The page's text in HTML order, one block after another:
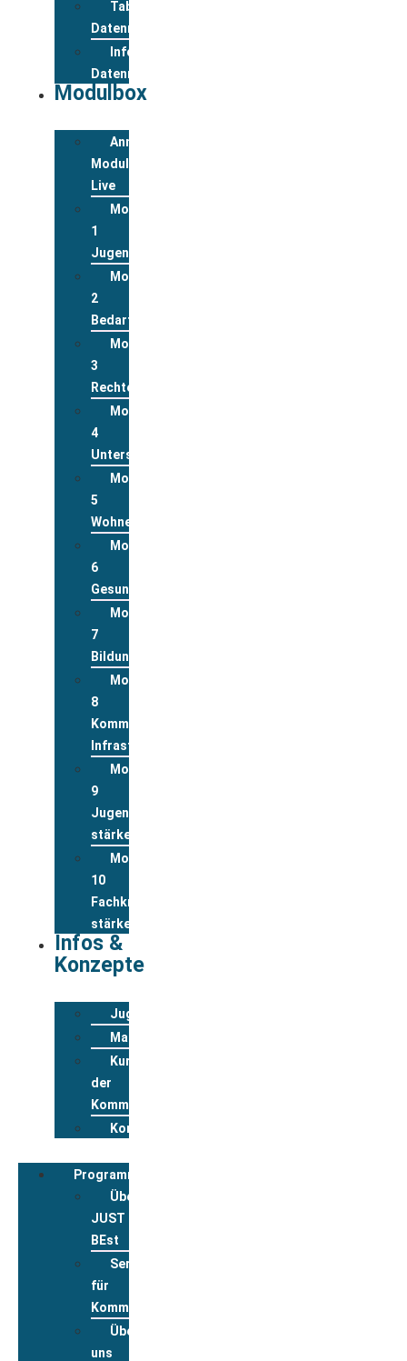
Tabelle
Datenreview
Informationen
Datenreview
Modulbox
Anmeldung
Modulbox
Live
Modul
1
Jugend
Modul
2
Bedarfslagen
Modul
3
Rechte
Modul
4
Unterstützungsleistungen
Modul
5
Wohnen
Modul
6
Gesundheit
Modul
7
Bildung
Modul
8
Kommunale
Infrastrukturen
Modul
9
Jugend
stärken
Modul
10
Fachkräfte
stärken
Infos &
Konzepte
Jugendwohnkonzepte
Materialpool
Kurzportraits
der
Kommunen
Kontakt
Programmbegleitung
Über
JUST
BEst
Service
für
Kommunen
Über
uns